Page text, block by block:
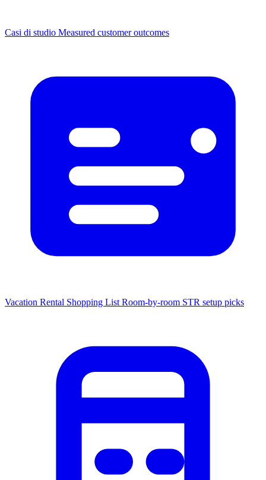
Casi di studio Measured customer outcomes
Vacation Rental Shopping List Room-by-room STR setup picks